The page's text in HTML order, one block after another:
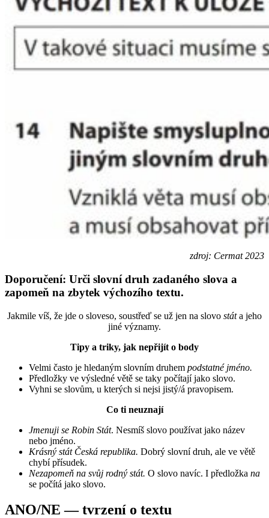
zdroj: Cermat 2023
Doporučení: Urči slovní druh zadaného slova a
zapomeň na zbytek výchozího textu.
Jakmile víš, že jde o sloveso, soustřeď se už jen na slovo státa jeho
jiné významy.
Tipy a triky, jak nepřijít o body
Velmi často je hledaným slovním druhem podstatné jméno.
Předložky ve výsledné větě se taky počítají jako slovo.
Vyhni se slovům, u kterých si nejsi jistý/á pravopisem.
Co ti neuznají
Jmenuji se Robin Stát. Nesmíš slovo používat jako název
nebo jméno.
Krásný stát Česká republika. Dobrý slovní druh, ale ve větě
chybí přísudek.
Nezapomeň na svůj rodný stát. O slovo navíc. I předložka na
se počítá jako slovo.
ANO/NE — tvrzení o textu